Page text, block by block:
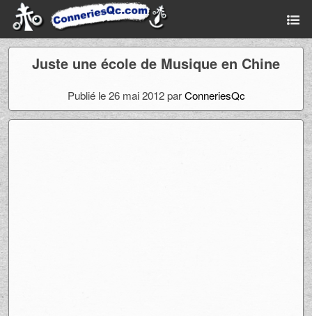
Juste une école de Musique en Chine
Publié le 26 mai 2012 parConneriesQc